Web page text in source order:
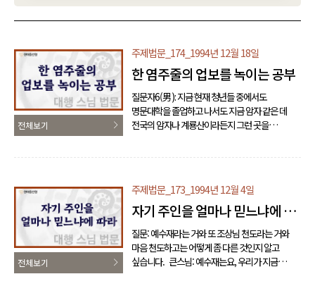
전체보기
주제법문_174_1994년 12월 18일
한 염주줄의 업보를 녹이는 공부
질문자6(男): 지금 현재 청년들 중에서도
명문대학을 졸업하고 나서도 지금 암자 같은 데
전국의 암자나 계룡산이라든지 그런 곳을
거의 가정이 평화롭지 못해서, 가정적인 그런 것이
다 업보 때문인지…? 큰스님: 인제 내가 말하리까?
질문: 가족의 인연이 어떻게 해서 이렇게….
그런데 이 세 가지 조건이 있어요. 첫째는 부모가
그…, 모셔놓고, 전자에 선대에서 모셔놓고 이렇게
하던 사람들, 그 영령..
전체보기
주제법문_173_1994년 12월 4일
자기 주인을 얼마나 믿느냐에 따
라
질문: 예수재라는 거와 또 조상님 천도라는 거와
마음 천도하고는 어떻게 좀 다른 것인지 알고
싶습니다. 큰스님: 예수재는요, 우리가 지금